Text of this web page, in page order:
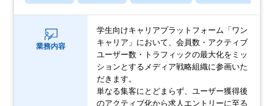
業務内容
学生向けキャリアプラットフォーム「ワン
キャリア」において、会員数・アクティブ
ユーザー数・トラフィックの最大化をミッ
ションとするメディア戦略組織に参画いた
だきます。
単なる集客にとどまらず、ユーザー獲得後
のアクティブ化から求人エントリーに至る